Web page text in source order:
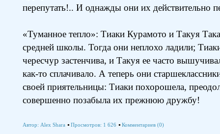
перепутать!.. И однажды они их действительно
«Туманное тепло»: Тиаки Курамото и Такуя
средней школы. Тогда они неплохо ладили;
чересчур застенчива, и Такуя ее часто
как-то сплачивало. А теперь они
своей приятельницы: Тиаки похорошела,
совершенно позабыла их прежнюю дружбу!
Автор: Alex Shara Просмотров: 1 626 Комментариев (0)